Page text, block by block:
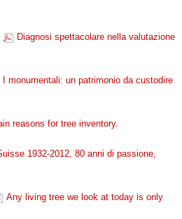
Diagnosi spettacolare nella valutazione
I monumentali: un patrimonio da custodire
reasons for tree inventory.
1932-2012, 80 anni di passione,
Any living tree we look at today is only